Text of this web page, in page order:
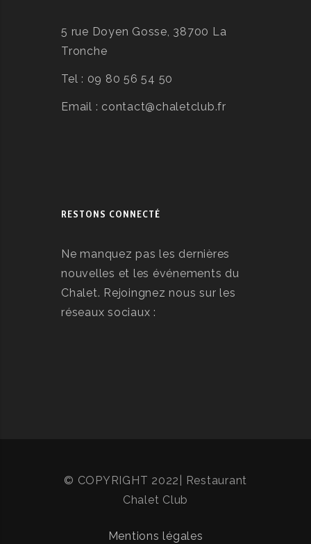
5 rue Doyen Gosse, 38700 La
Tronche
Tel : 09 80 56 54 50
Email : contact@chaletclub.fr
RESTONS CONNECTÉ
Ne manquez pas les dernières
nouvelles et les événements du
Chalet. Rejoingnez nous sur les
réseaux sociaux :
© COPYRIGHT 2022| Restaurant
Chalet Club
Mentions légales